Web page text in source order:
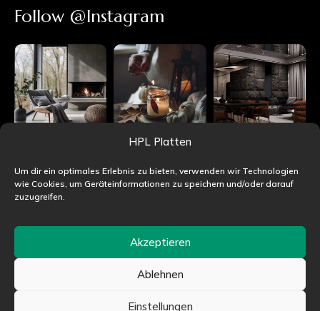
HPL Platten
Um dir ein optimales Erlebnis zu bieten, verwenden wir Technologien
wie Cookies, um Geräteinformationen zu speichern und/oder darauf
zuzugreifen.
Akzeptieren
Ablehnen
Einstellungen
Follow @Instagram
©HPLjet.de alle Rechte vorbehalten